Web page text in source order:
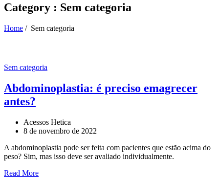
Category : Sem categoria
Home / Sem categoria
Sem categoria
Abdominoplastia: é preciso emagrecer
antes?
Acessos Hetica
8 de novembro de 2022
A abdominoplastia pode ser feita com pacientes que estão acima do
peso? Sim, mas isso deve ser avaliado individualmente.
Read More